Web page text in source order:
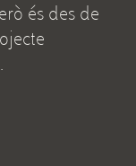
és des de